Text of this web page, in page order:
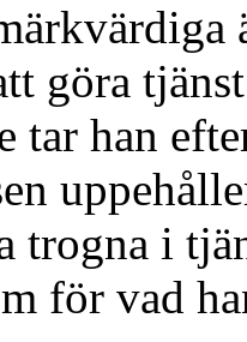
göra
tar han
trogna i
för vad